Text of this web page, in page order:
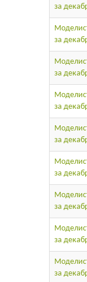
за
за
за
за
за
за
за
за
за